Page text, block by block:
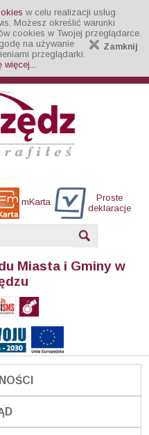
w celu realizacji usług
Możesz określić warunki
cookies w Twojej przeglądarce.
Zamknij
na używanie
przeglądarki.
więcej...
mKarta
Proste
deklaracje
Miasta i Gminy w